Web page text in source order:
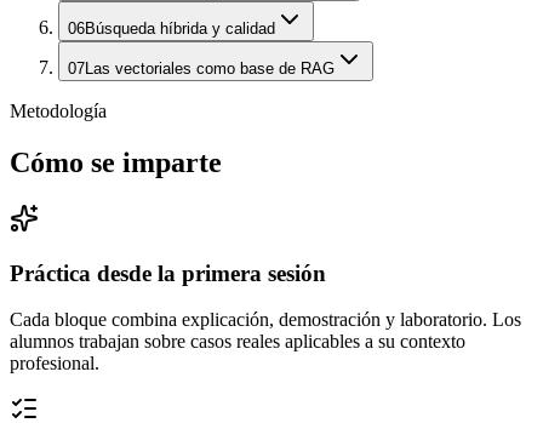
06Búsqueda híbrida y calidad
07Las vectoriales como base de RAG
Metodología
Cómo se imparte
Práctica desde la primera sesión
Cada bloque combina explicación, demostración y laboratorio. Los
alumnos trabajan sobre casos reales aplicables a su contexto
profesional.